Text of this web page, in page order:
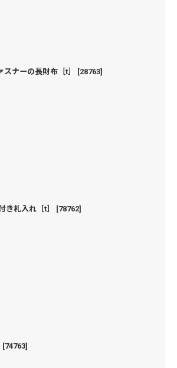
ナーの長財布［t］ [28763]
き札入れ［t］ [78762]
[74763]